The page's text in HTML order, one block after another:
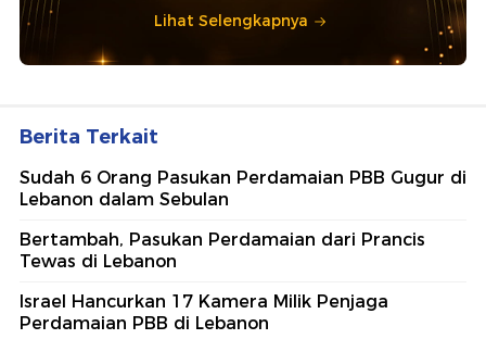
Lihat Selengkapnya
Berita Terkait
Sudah 6 Orang Pasukan Perdamaian PBB Gugur di
Lebanon dalam Sebulan
Bertambah, Pasukan Perdamaian dari Prancis
Tewas di Lebanon
Israel Hancurkan 17 Kamera Milik Penjaga
Perdamaian PBB di Lebanon